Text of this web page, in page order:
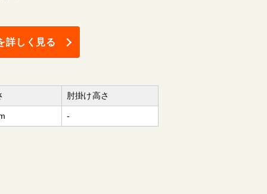
詳しく見る
肘掛け高さ
-